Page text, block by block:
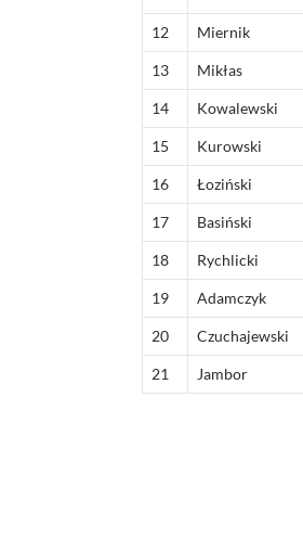
12 Miernik
13 Mikłas
14 Kowalewski
15 Kurowski
16 Łoziński
17 Basiński
18 Rychlicki
19 Adamczyk
20 Czuchajewski
21 Jambor